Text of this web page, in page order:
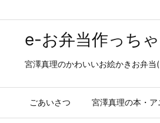
e-お弁当作っち
宮澤真理のかわいいお絵かきお弁
ごあいさつ 宮澤真理の本・ア